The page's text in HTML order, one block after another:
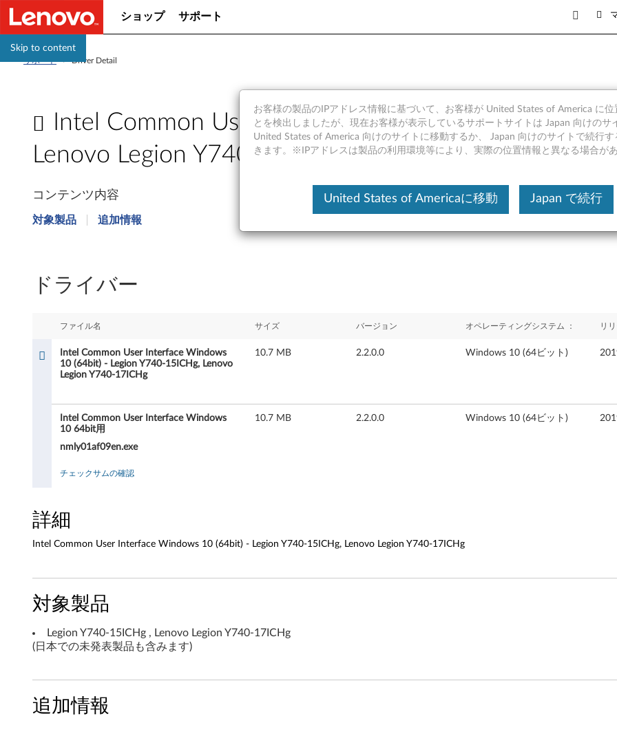
Skip to content
ショップ サポート
サポート >Driver Detail
Intel Common User Interface Windows 10 (64bit) -
Lenovo Legion Y740-17ICHg
n
m
s
e
I
n
t
r
f
コンテンツ内容
対象製品 追加情報
ドライバー
ファイル名 サイズ バージョン オペレーティングシステム ： リ
Intel Common User Interface Windows
10 (64bit) - Legion Y740-15ICHg, Lenovo
Legion Y740-17ICHg
10.7 MB 2.2.0.0 Windows 10 (64ビット)
Intel Common User Interface Windows
10 64bit用
nmly01af09en.exe
10.7 MB 2.2.0.0 Windows 10 (64ビット)
チェックサムの確認
詳細
Intel Common User Interface Windows 10 (64bit) - Legion Y740-15ICHg, Lenovo Legion Y740-17ICHg
対象製品
Legion Y740-15ICHg , Lenovo Legion Y740-17ICHg
(日本での未発表製品も含みます)
追加情報
お客様の製品のIPアドレス情報に基づいて、お客様が United States of America に位
とを検出しましたが、現在お客様が表示しているサポートサイトは Japan 向けのサ
United States of America 向けのサイトに移動するか、 Japan 向けのサイトで続行
きます。※IPアドレスは製品の利用環境等により、実際の位置情報と異なる場合があ
United States of Americaに移動 Japan で続行